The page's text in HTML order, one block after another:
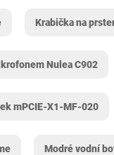
Krabička na
Nulea C902
‎mPCIE-X1-MF-020
Modré vodní